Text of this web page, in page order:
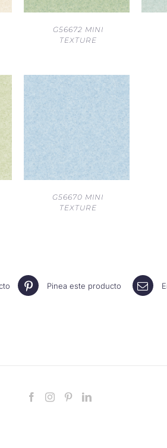
G56672 MINI
TEXTURE
G56670 MINI
TEXTURE
Pinea este producto